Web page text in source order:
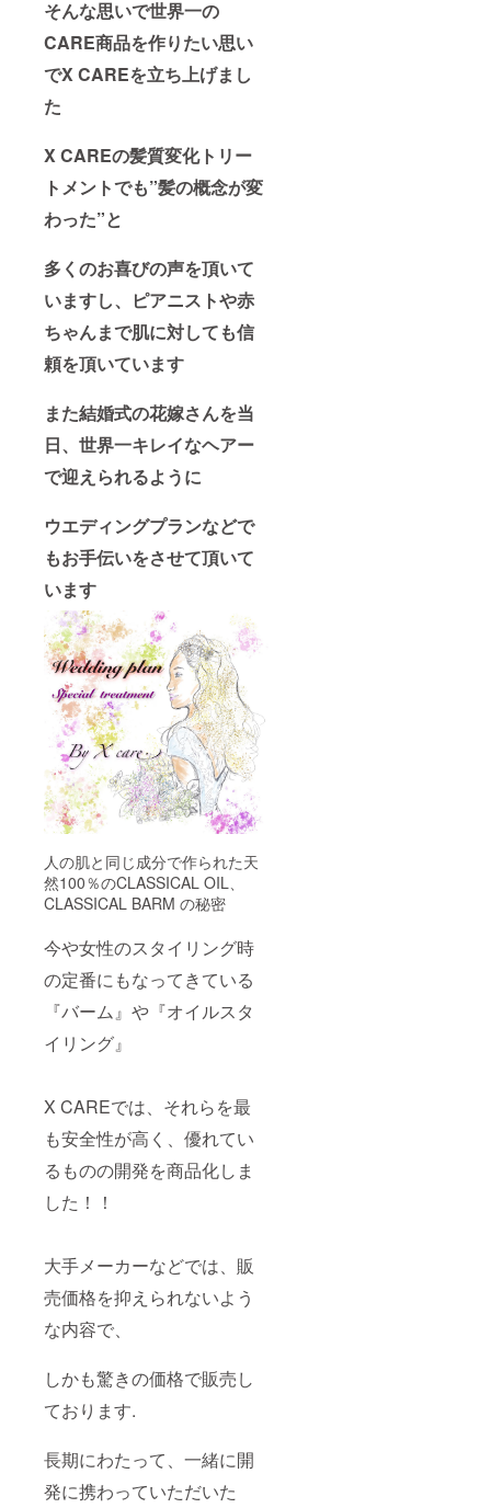
そんな思いで世界一の
CARE商品を作りたい思い
でX CAREを立ち上げまし
た
X CAREの髪質変化トリー
トメントでも”髪の概念が変
わった”と
多くのお喜びの声を頂いて
いますし、ピアニストや赤
ちゃんまで肌に対しても信
頼を頂いています
また結婚式の花嫁さんを当
日、世界一キレイなヘアー
で迎えられるように
ウエディングプランなどで
もお手伝いをさせて頂いて
います
人の肌と同じ成分で作られた天
然100％のCLASSICAL OIL、
CLASSICAL BARM の秘密
今や女性のスタイリング時
の定番にもなってきている
『バーム』や『オイルスタ
イリング』
X CAREでは、それらを最
も安全性が高く、優れてい
るものの開発を商品化しま
した！！
大手メーカーなどでは、販
売価格を抑えられないよう
な内容で、
しかも驚きの価格で販売し
ております.
長期にわたって、一緒に開
発に携わっていただいた